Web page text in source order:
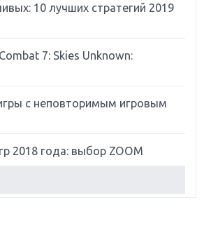
10 лучших стратегий 2019
7: Skies Unknown:
с неповторимым игровым
2018 года: выбор ZOOM